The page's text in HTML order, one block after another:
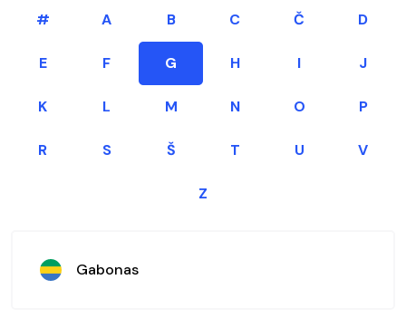
# A B C Č D
E F G H I J
K L M N O P
R S Š T U V
Z
Gabonas